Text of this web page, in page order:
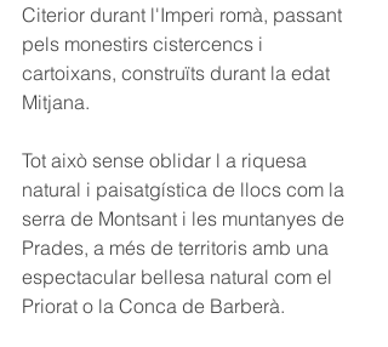
Citerior durant l'Imperi romà, passant
pels monestirs cistercencs i
cartoixans, construïts durant la edat
Mitjana.
Tot això sense oblidar l a riquesa
natural i paisatgística de llocs com la
serra de Montsant i les muntanyes de
Prades, a més de territoris amb una
espectacular bellesa natural com el
Priorat o la Conca de Barberà.